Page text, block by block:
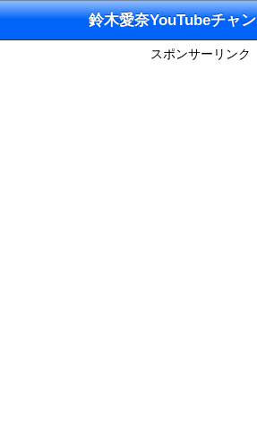
鈴木愛奈YouTubeチャ
スポンサーリンク